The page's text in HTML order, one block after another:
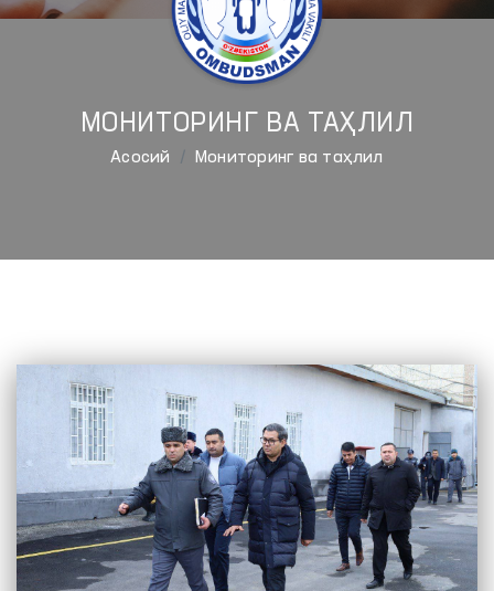
МОНИТОРИНГ ВА ТАҲЛИЛ
Aсосий Мониторинг ва таҳлил